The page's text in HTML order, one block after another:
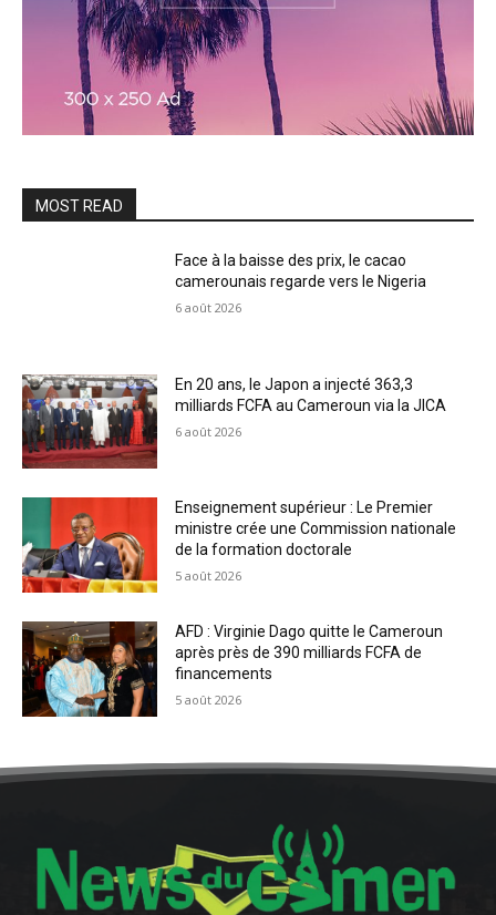
MOST READ
Face à la baisse des prix, le cacao
camerounais regarde vers le Nigeria
6 août 2026
En 20 ans, le Japon a injecté 363,3
milliards FCFA au Cameroun via la JICA
6 août 2026
Enseignement supérieur : Le Premier
ministre crée une Commission nationale
de la formation doctorale
5 août 2026
AFD : Virginie Dago quitte le Cameroun
après près de 390 milliards FCFA de
financements
5 août 2026